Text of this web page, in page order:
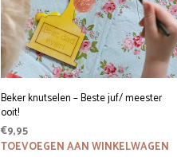
Beker knutselen – Beste juf/ meester
ooit!
€9,95
TOEVOEGEN AAN WINKELWAGEN